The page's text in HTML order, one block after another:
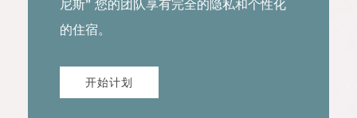
尼斯” 您的团队享有完全的隐私和个性化
的住宿。
开始计划